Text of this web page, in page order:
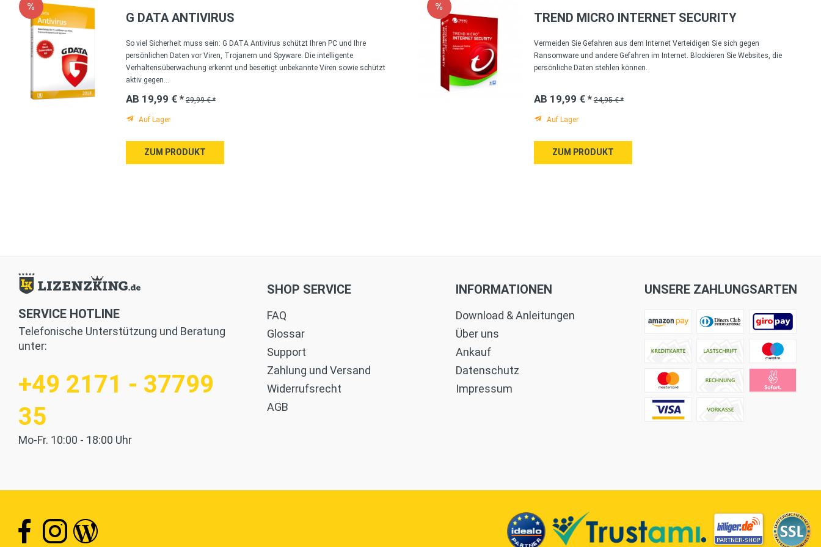
G DATA ANTIVIRUS
So viel Sicherheit muss sein: G DATA Antivirus schützt Ihren PC und Ihre
persönlichen Daten vor Viren, Trojanern und Spyware. Die intelligente
Verhaltensüberwachung erkennt und beseitigt unbekannte Viren sowie schützt
aktiv gegen...
AB 19,99 € * 29,99 € *
Auf Lager
ZUM PRODUKT
TREND MICRO INTERNET SECURITY
Vermeiden Sie Gefahren aus dem Internet Verteidigen Sie sich gegen
Ransomware und andere Gefahren im Internet. Blockieren Sie Websites, die
persönliche Daten stehlen können.
AB 19,99 € * 24,95 € *
Auf Lager
ZUM PRODUKT
SERVICE HOTLINE
Telefonische Unterstützung und Beratung
unter:
+49 2171 - 37799
35
Mo-Fr. 10:00 - 18:00 Uhr
SHOP SERVICE
FAQ
Glossar
Support
Zahlung und Versand
Widerrufsrecht
AGB
INFORMATIONEN
Download & Anleitungen
Über uns
Ankauf
Datenschutz
Impressum
UNSERE ZAHLUNGSARTEN